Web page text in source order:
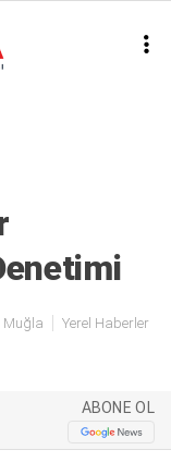
Muğla Yerel Haberler
ABONE OL